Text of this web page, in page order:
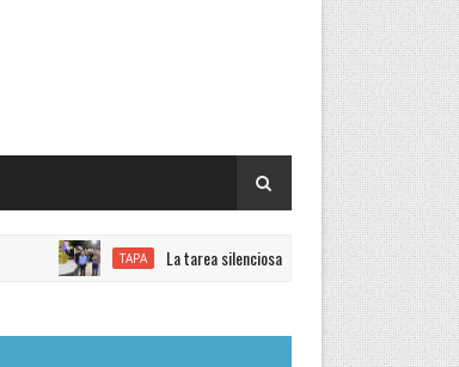
TAPA La tarea silenciosa de quienes trabajan con el